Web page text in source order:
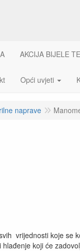
AKCIJA BIJELE
Opći uvjeti
naprave
vrijednosti koje
koji će